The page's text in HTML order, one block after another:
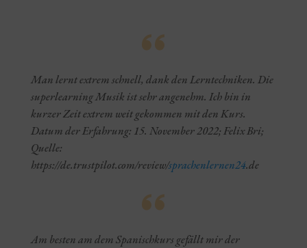
Man lernt extrem schnell, dank den Lerntechniken. Die
superlearning Musik ist sehr angenehm. Ich bin in
kurzer Zeit extrem weit gekommen mit den Kurs.
Datum der Erfahrung: 15. November 2022; Felix Bri;
Quelle:
https://de.trustpilot.com/review/sprachenlernen24.de
Am besten am dem Spanischkurs gefällt mir der